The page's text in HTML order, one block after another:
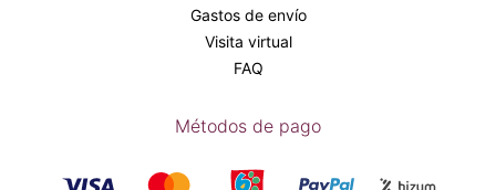
Gastos de envío
Visita virtual
FAQ
Métodos de pago